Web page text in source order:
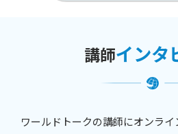
講師インタ
ワールドトークの講師にオンラ